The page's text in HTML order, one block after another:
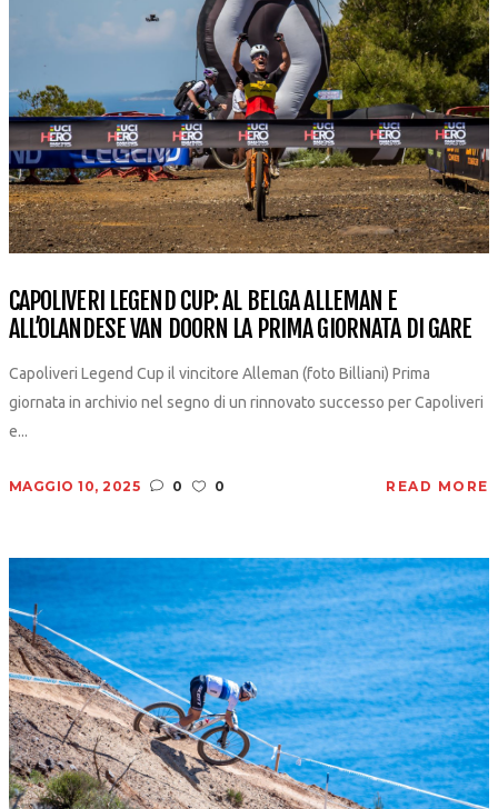
CAPOLIVERI LEGEND CUP: AL BELGA ALLEMAN E
ALL’OLANDESE VAN DOORN LA PRIMA GIORNATA DI GARE
Capoliveri Legend Cup il vincitore Alleman (foto Billiani) Prima
giornata in archivio nel segno di un rinnovato successo per Capoliveri
e...
MAGGIO 10, 2025 0 0 READ MORE